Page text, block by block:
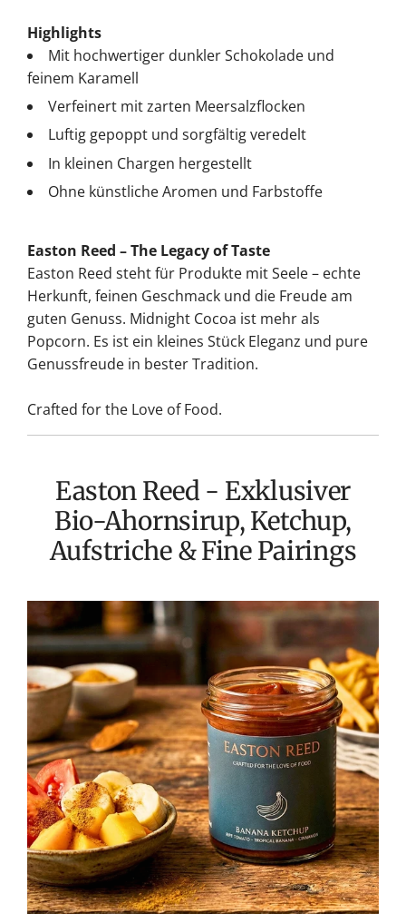
Highlights
Mit hochwertiger dunkler Schokolade und
feinem Karamell
Verfeinert mit zarten Meersalzflocken
Luftig gepoppt und sorgfältig veredelt
In kleinen Chargen hergestellt
Ohne künstliche Aromen und Farbstoffe
Easton Reed – The Legacy of Taste
Easton Reed steht für Produkte mit Seele – echte
Herkunft, feinen Geschmack und die Freude am
guten Genuss. Midnight Cocoa ist mehr als
Popcorn. Es ist ein kleines Stück Eleganz und pure
Genussfreude in bester Tradition.
Crafted for the Love of Food.
Easton Reed - Exklusiver
Bio-Ahornsirup, Ketchup,
Aufstriche & Fine Pairings
Easton
Reed
Ketchups:
Mehr
als
nur
eine
Beilage